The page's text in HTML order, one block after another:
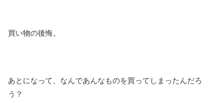
買い物の後悔。
あとになって、なんであんなものを買ってしまったんだろ
う？